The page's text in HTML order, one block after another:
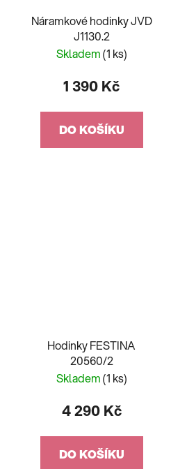
Náramkové hodinky JVD
J1130.2
Skladem(1 ks)
1 390 Kč
DO KOŠÍKU
Hodinky FESTINA
20560/2
Skladem(1 ks)
4 290 Kč
DO KOŠÍKU